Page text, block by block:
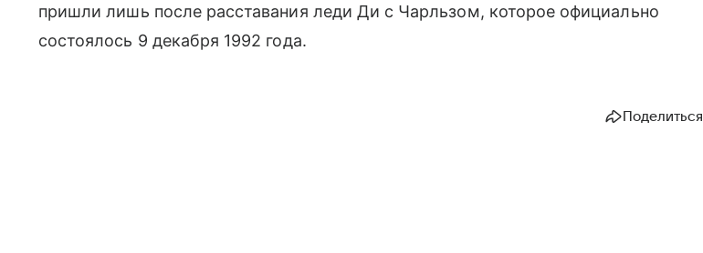
пришли лишь после расставания леди Ди с Чарльзом, которое официально
состоялось 9 декабря 1992 года.
Поделиться